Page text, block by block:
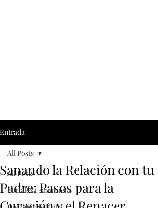
Entrada
All Posts
Fortaleza Financiera
All Posts
Sanando la Relación con tu
Padre: Pasos para la